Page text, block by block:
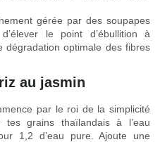
gérée par des soupapes
le point d’ébullition à
dégradation optimale des fibres
au jasmin
par le roi de la simplicité
tes grains thaïlandais à l’eau
1,2 d’eau pure. Ajoute une